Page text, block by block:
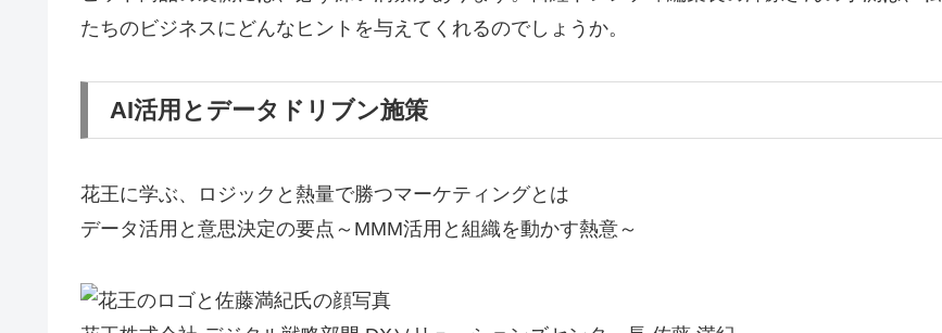
たちのビジネスにどんなヒントを与えてくれるのでしょうか。
AI活用とデータドリブン施策
花王に学ぶ、ロジックと熱量で勝つマーケティングとは
データ活用と意思決定の要点～MMM活用と組織を動かす熱意～